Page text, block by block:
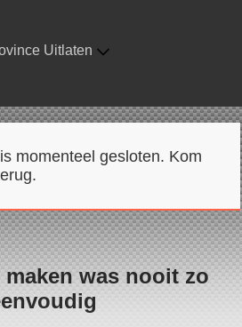
Uitlaten
momenteel gesloten. Kom
maken was nooit zo